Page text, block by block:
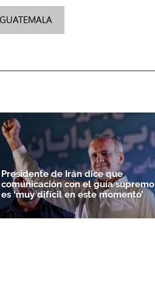
GUATEMALA
Presidente de Irán dice que
comunicación con el guía supremo
es ‘muy difícil en este momento’